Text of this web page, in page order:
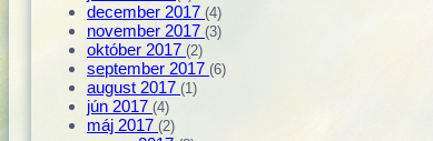
december 2017 (4)
november 2017 (3)
október 2017 (2)
september 2017 (6)
august 2017 (1)
jún 2017 (4)
máj 2017 (2)